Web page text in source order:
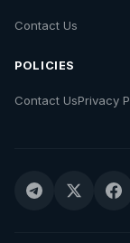
Contact Us
POLICIES
Contact UsPrivacy